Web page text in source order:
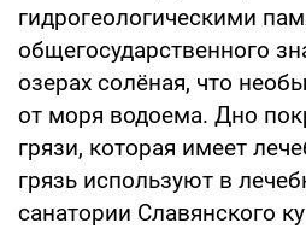
гидрогеологическими
общегосударственного
озерах солёная, что
от моря водоема. Дно
грязи, которая имеет
грязь используют в
санатории Славянского